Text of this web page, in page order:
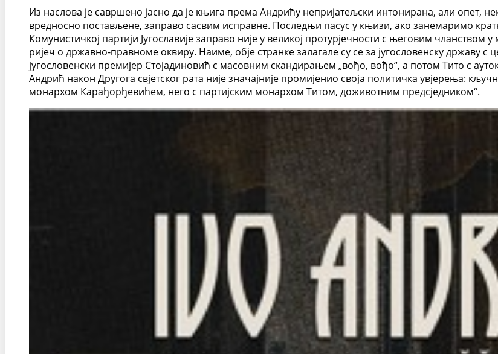
Из наслова је савршено јасно да је књига према Андрићу непријатељски интонирана, али опет,
вредносно постављене, заправо сасвим исправне. Последњи пасус у књизи, ако занемаримо
Комунистичкој партији Југославије заправо није у великој протурјечности с његовим чланством у
ријеч о државно-правноме оквиру. Наиме, обје странке залагале су се за југословенску државу
југословенски премијер Стојадиновић с масовним скандирањем „вођо, вођо“, а потом Тито с
Андрић након Другога свјетског рата није значајније промијенио своја политичка увјерења:
монархом Карађорђевићем, него с партијским монархом Титом, доживотним предсједником“.